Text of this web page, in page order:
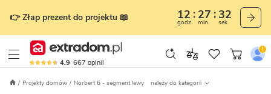
👉 Złap prezent do projektu 📖 12
godz.
27
min.
31
sek.
4.9 667 opinii
Projekty domów Norbert 6 - segment lewy należy do kategorii